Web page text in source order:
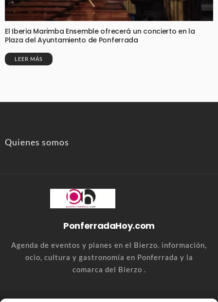
El Iberia Marimba Ensemble ofrecerá un concierto en la
Plaza del Ayuntamiento de Ponferrada
LEER MÁS
Quienes somos
PonferradaHoy.com
Agenda de eventos y planes en el Bierzo. información,
ocio, cultura y gastronomía en Ponferrada y la
comarca del Bierzo .